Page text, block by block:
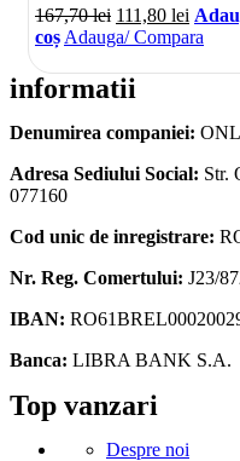
167,70lei 111,80 lei
coș Adauga/ Compara
informatii
Denumirea companiei:
Adresa Sediului Social: Str.
077160
Cod unic de inregistrare:
Nr. Reg. Comertului: J23/
IBAN:
Banca: LIBRA BANK S.A.
Facebook
Instagram
Linkedin
Snapchat
Tik-
tok
Telegram
Top vanzari
Despre noi